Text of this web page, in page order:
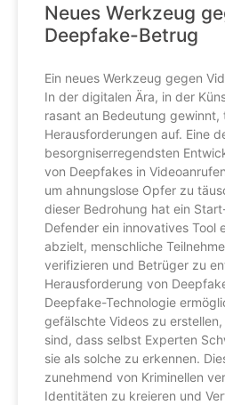
Neues Werkzeug
Deepfake-Betrug
Ein neues Werkzeug gegen
In der digitalen Ära, in der
rasant an Bedeutung gewinnt,
Herausforderungen auf. Eine
besorgniserregendsten
von Deepfakes in
um ahnungslose Opfer zu
dieser Bedrohung hat ein
Defender ein innovatives Tool
abzielt, menschliche
verifizieren und Betrüger zu
Herausforderung von
Deepfake-Technologie
gefälschte Videos zu
sind, dass selbst Experten
sie als solche zu erkennen.
zunehmend von Kriminellen
Identitäten zu kreieren und